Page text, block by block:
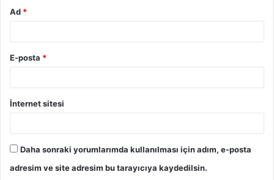
Ad *
E-posta *
İnternet sitesi
Daha sonraki yorumlarımda kullanılması için adım, e-posta
adresim ve site adresim bu tarayıcıya kaydedilsin.